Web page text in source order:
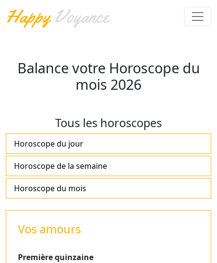
HappyVoyance
Balance votre Horoscope du
mois 2026
Tous les horoscopes
Horoscope du jour
Horoscope de la semaine
Horoscope du mois
Vos amours
Première quinzaine